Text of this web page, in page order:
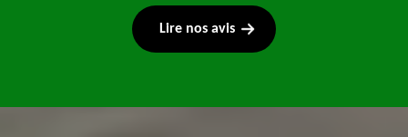
Lire nos avis